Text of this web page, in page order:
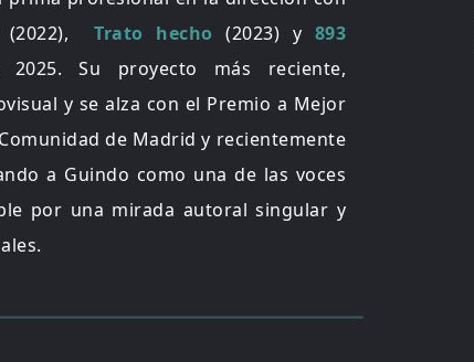
(2022),Trato hecho (2023) y 893
2025. Su proyecto más reciente,
y se alza con el Premio a Mejor
de Madrid y recientemente
a Guindo como una de las voces
por una mirada autoral singular y